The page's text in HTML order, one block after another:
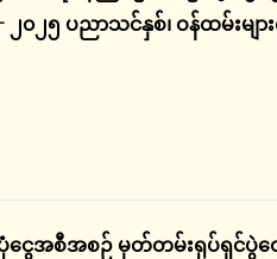
၂၀၂၅ ပညာသင်နှစ်၊ ဝန်ထမ်း
ငွေအစီအစဉ် မှတ်တမ်းရုပ်ရှင်ပွဲတ